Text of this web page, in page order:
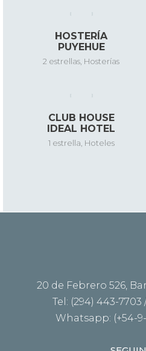
HOSTERÍA
PUYEHUE
2 estrellas Hosterías
CLUB HOUSE
IDEAL HOTEL
1 estrella Hoteles
20 de Febrero 526,
Tel: (294) 443-7703
Whatsapp: (+54-